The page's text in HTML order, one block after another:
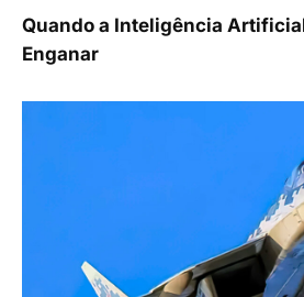
Quando a Inteligência
Enganar